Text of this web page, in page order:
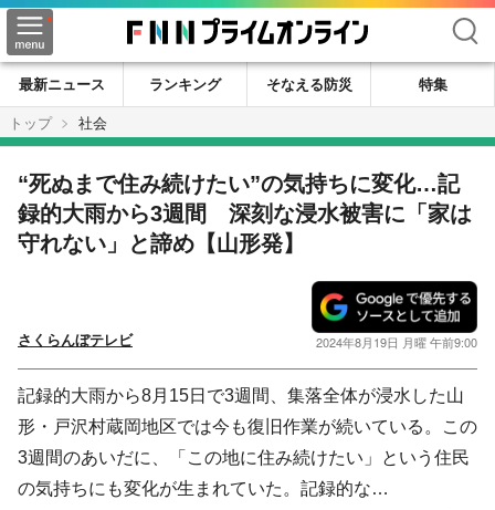
検索
最新ニュース ランキング そなえる防災
特集
トップ
社会
“死ぬまで住み続けたい”の気持ちに変化…記
録的大雨から3週間 深刻な浸水被害に「家は
守れない」と諦め【山形発】
さくらんぼテレビ 2024年8月19日 月曜 午前9:00
記録的大雨から8月15日で3週間、集落全体が浸水した山
形・戸沢村蔵岡地区では今も復旧作業が続いている。この
3週間のあいだに、「この地に住み続けたい」という住民
の気持ちにも変化が生まれていた。記録的な…